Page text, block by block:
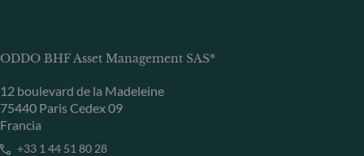
ODDO BHF Asset Management SAS*
12 boulevard de la Madeleine
75440 Paris Cedex 09
Francia
+33 1 44 51 80 28